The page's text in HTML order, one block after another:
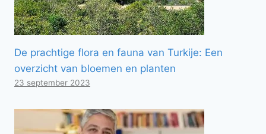
De prachtige flora en fauna van Turkije: Een
overzicht van bloemen en planten
23 september 2023